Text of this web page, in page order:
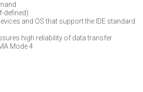
defined)
and OS that support the IDE standard
high reliability of data transfer
Mode 4